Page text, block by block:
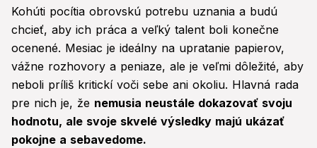
Kohúti pocítia obrovskú potrebu uznania a budú
chcieť, aby ich práca a veľký talent boli konečne
ocenené. Mesiac je ideálny na upratanie papierov,
vážne rozhovory a peniaze, ale je veľmi dôležité, aby
neboli príliš kritickí voči sebe ani okoliu. Hlavná rada
pre nich je, že nemusia neustále dokazovať svoju
hodnotu, ale svoje skvelé výsledky majú ukázať
pokojne a sebavedome.